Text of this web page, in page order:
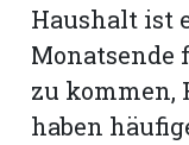
Haushalt ist
Monatsende
zu kommen,
haben